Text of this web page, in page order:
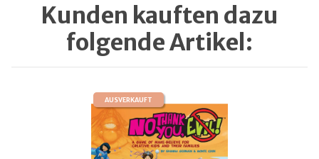
Kunden kauften dazu
folgende Artikel:
AUSVERKAUFT